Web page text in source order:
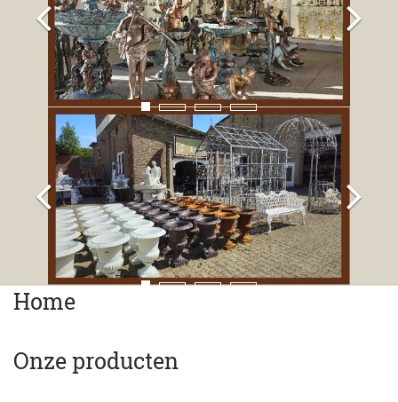
Home
Onze producten